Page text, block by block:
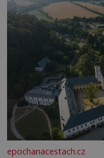
epochanacestach.cz